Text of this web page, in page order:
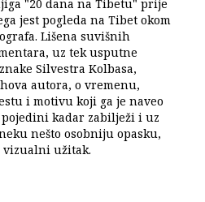
"20 dana na Tibetu" prije
jest pogleda na Tibet okom
Lišena suvišnih
uz tek usputne
Silvestra Kolbasa,
autora, o vremenu,
i motivu koji ga je naveo
pojedini kadar zabilježi i uz
nešto osobniju opasku,
užitak.